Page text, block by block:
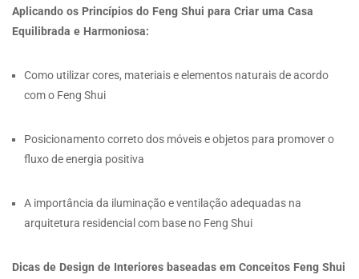
Aplicando os Princípios do Feng Shui para Criar uma Casa
Equilibrada e Harmoniosa:
Como utilizar cores, materiais e elementos naturais de acordo
com o Feng Shui
Posicionamento correto dos móveis e objetos para promover o
fluxo de energia positiva
A importância da iluminação e ventilação adequadas na
arquitetura residencial com base no Feng Shui
Dicas de Design de Interiores baseadas em Conceitos Feng Shui